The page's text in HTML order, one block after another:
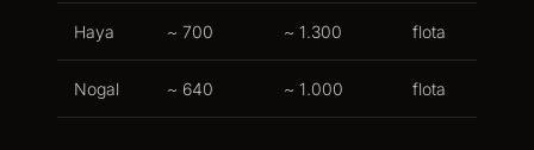
Haya ~ 700 ~ 1.300 flota
Nogal ~ 640 ~ 1.000 flota